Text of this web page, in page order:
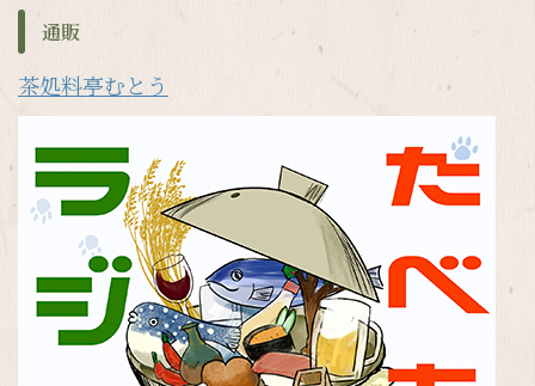
通販
茶処料亭むとう